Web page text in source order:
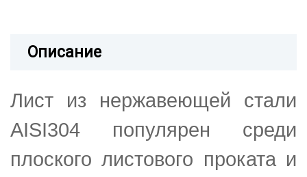
Описание
Лист из нержавеющей стали
AISI304 популярен среди
плоского листового проката и